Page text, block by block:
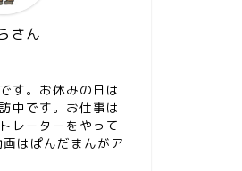
さん
す。お休みの日は
中です。お仕事は
レーターをやって
はぱんだまんがア